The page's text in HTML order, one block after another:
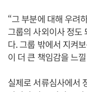
“그 부분에 대해 우려
그룹의 사외이사 정도
다. 그룹 밖에서 지켜
이 더 큰 책임감을 느
실제로 서류심사에서